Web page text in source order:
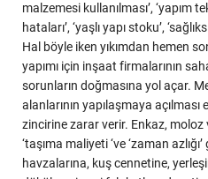
malzemesi kullanılması’, ‘yapım
hataları’, ‘yaşlı yapı stoku’,
Hal böyle iken yıkımdan hemen
yapımı için inşaat firmalarının
sorunların doğmasına yol açar.
alanlarının yapılaşmaya
zincirine zarar verir. Enkaz, moloz
‘taşıma maliyeti ‘ve ‘zaman
havzalarına, kuş cennetine,